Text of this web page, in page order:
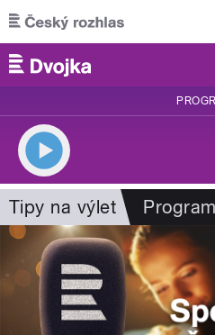
Přejít k hlavnímu obsahu
Tipy na výlet Program